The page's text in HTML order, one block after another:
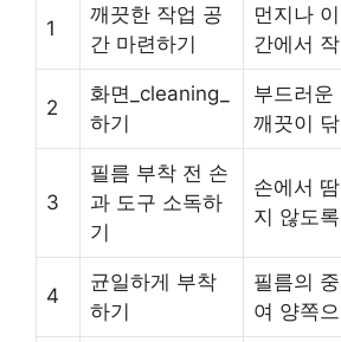
1
깨끗한 작업 공
간 마련하기
먼지나
간에서
2
화면_cleaning_
하기
부드러운
깨끗이
3
필름 부착 전 손
과 도구 소독하
기
손에서
지 않도
4
균일하게 부착
하기
필름의
여 양쪽